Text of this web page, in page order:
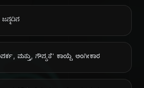
ಮತ್ತು, ಗೌಪ್ಯತೆ' ಕಾಯ್ದೆ ಅಂಗೀಕಾರ